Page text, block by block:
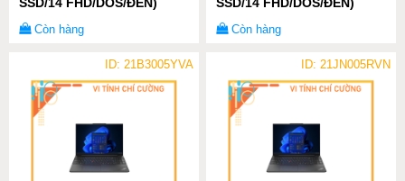
Còn hàng Còn hàng
ID: 21B3005YVA ID: 21JN005RVN